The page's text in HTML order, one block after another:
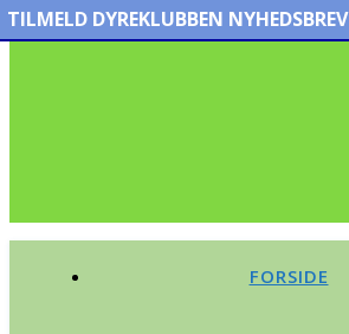
FORSIDE
TILMELD DYREKLUBBEN NYHEDSBREV